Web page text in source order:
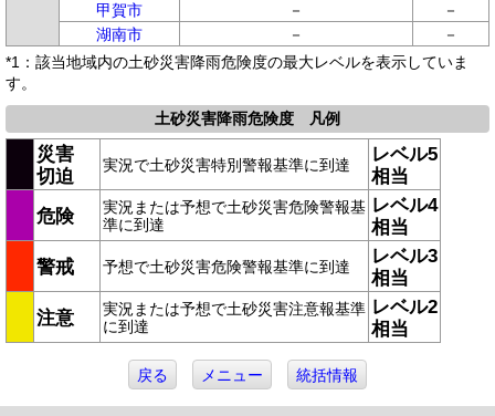
甲賀市
－
－
湖南市
－
－
*1：該当地域内の土砂災害降雨危険度の最大レベルを表示していま
す。
土砂災害降雨危険度 凡例
災害
切迫
実況で土砂災害特別警報基準に到達
レベル5
相当
危険
実況または予想で土砂災害危険警報基
準に到達
レベル4
相当
警戒
予想で土砂災害危険警報基準に到達
レベル3
相当
注意
実況または予想で土砂災害注意報基準
に到達
レベル2
相当
戻る メニュー 統括情報